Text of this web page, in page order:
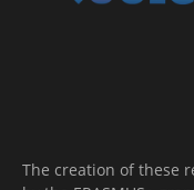
The creation of these